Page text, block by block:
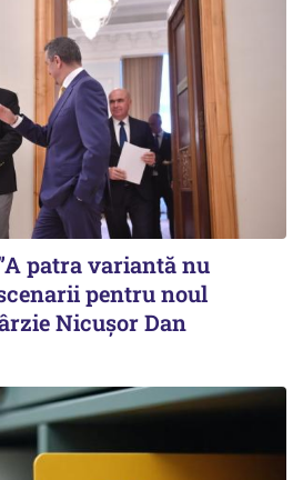
patra variantă nu
pentru noul
Nicușor Dan